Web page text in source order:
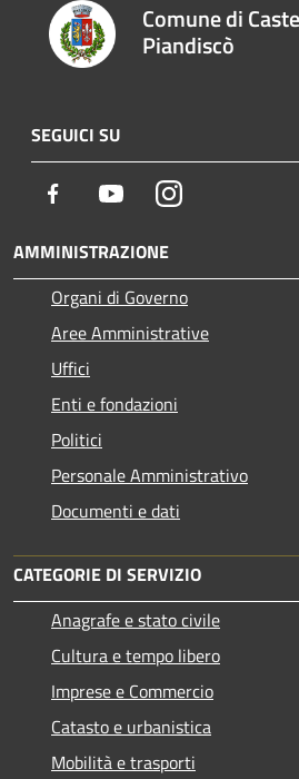
Comune di
Piandiscò
SEGUICI SU
Facebook YoutubeInstagram
AMMINISTRAZIONE
Organi di Governo
Aree Amministrative
Uffici
Enti e fondazioni
Politici
Personale Amministrativo
Documenti e dati
CATEGORIE DI SERVIZIO
Anagrafe e stato civile
Cultura e tempo libero
Imprese e Commercio
Catasto e urbanistica
Mobilità e trasporti